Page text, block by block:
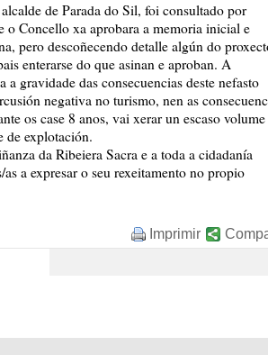
de Parada do Sil, foi consultado por
Concello xa aprobara a memoria inicial e
pero descoñecendo detalle algún do
enterarse do que asinan e aproban. A
gravidade das consecuencias deste nefasto
negativa no turismo, nen as
os case 8 anos, vai xerar un escaso
de explotación.
da Ribeiera Sacra e a toda a cidadanía
a expresar o seu rexeitamento no propio
Imprimir